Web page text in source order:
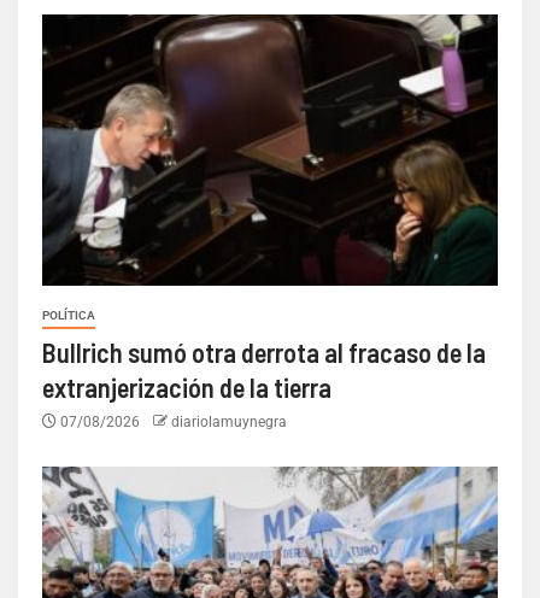
POLÍTICA
Bullrich sumó otra derrota al fracaso de la
extranjerización de la tierra
07/08/2026 diariolamuynegra